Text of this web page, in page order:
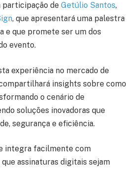
de Getúlio Santos,
, que apresentará uma palestra
e que promete ser um dos
evento.
experiência no mercado de
insights sobre como
o cenário de
soluções inovadoras que
segurança e eficiência.
integra facilmente com
assinaturas digitais sejam